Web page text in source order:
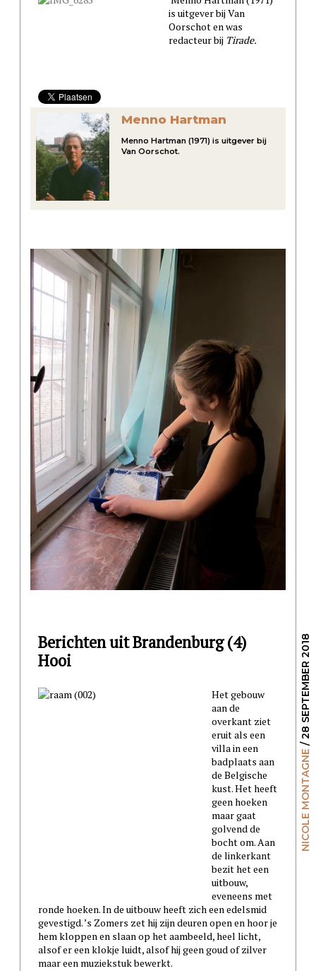
is uitgever bij Van
Oorschot en was
redacteur bij Tirade.
Menno Hartman
Menno Hartman (1971) is uitgever bij
Van Oorschot.
NICOLE MONTAGNE
/ 28 SEPTEMBER 2018
Berichten uit Brandenburg (4)
Hooi
Het gebouw
aan de
overkant ziet
eruit als een
villa in een
badplaats aan
de Belgische
kust. Het heeft
geen hoeken
maar gaat
golvend de
bocht om. Aan
de linkerkant
bezit het een
uitbouw,
eveneens met
ronde hoeken. In de uitbouw heeft zich een edelsmid
gevestigd. ’s Zomers zet hij zijn deuren open en hoor je
hem kloppen en slaan op het aambeeld, heel licht,
alsof er een klokje luidt, alsof hij geen goud of zilver
maar een muziekstuk bewerkt.